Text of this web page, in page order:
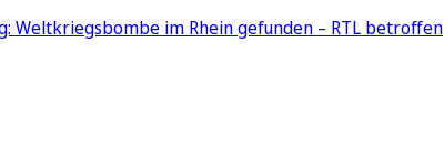
Weltkriegsbombe im Rhein gefunden – RTL betroffen